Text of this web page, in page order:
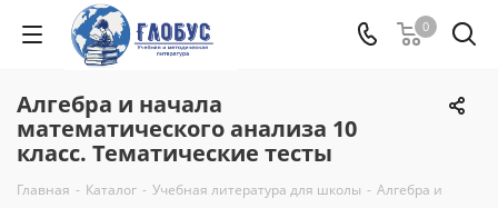
0
Алгебра и начала
математического анализа 10
класс. Тематические тесты
Главная - Каталог - Учебная литература для школы - Алгебра и